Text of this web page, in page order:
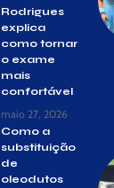
Rodrigues
explica
como tornar
o exame
mais
confortável
maio 27, 2026
Como a
substituição
de
oleodutos